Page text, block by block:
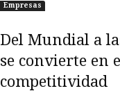
Empresas
Del Mundial a
se convierte en
competitividad